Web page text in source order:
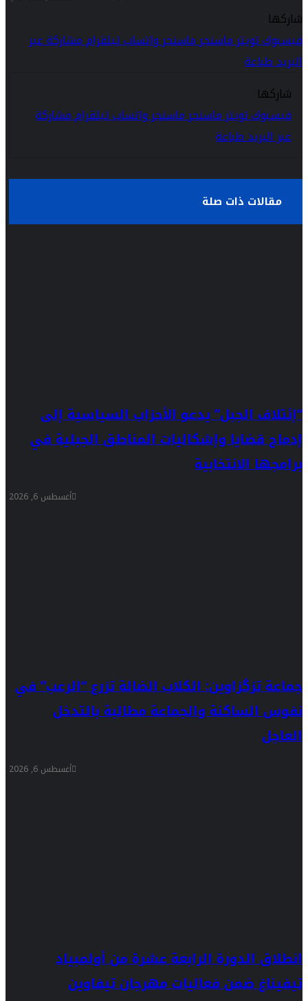
شاركها
فيسبوكتويترماسنجرماسنجرواتسابتيلقراممشاركة عبر
البريدطباعة
شاركها
فيسبوكتويترماسنجرماسنجرواتسابتيلقراممشاركة
عبر البريدطباعة
مقالات ذات صلة
“إئتلاف الجبل” يدعو الأحزاب السياسية إلى
إدماج قضايا وإشكاليات المناطق الجبلية في
برامجها الانتخابية
أغسطس 6, 2026
جماعة تزگزاوين: الكلاب الضالة تزرع “الرعب” في
نفوس الساكنة والجماعة مطالبة بالتدخل
العاجل
أغسطس 6, 2026
انطلاق الدورة الرابعة عشرة من أولمبياد
تيفيناغ ضمن فعاليات مهرجان تيفاوين